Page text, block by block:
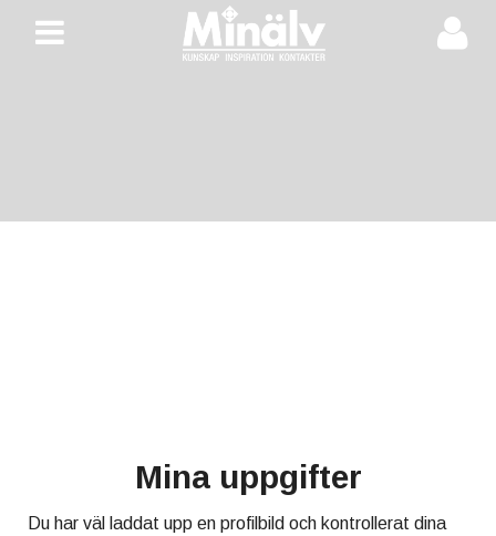
Meny
Mina uppgifter
Du har väl laddat upp en profilbild och kontrollerat dina